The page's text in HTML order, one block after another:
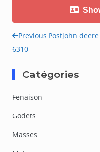
Navigation
de
l’article
Previous Postjohn deere
6310
Catégories
Fenaison
Godets
Masses